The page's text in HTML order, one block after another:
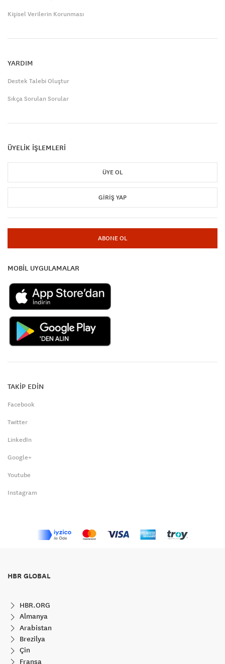
Kişisel Verilerin Korunması
YARDIM
Destek Talebi Oluştur
Sıkça Sorulan Sorular
ÜYELİK İŞLEMLERİ
ÜYE OL
GIRIŞ YAP
ABONE OL
MOBİL UYGULAMALAR
TAKİP EDİN
Facebook
Twitter
LinkedIn
Google+
Youtube
Instagram
HBR GLOBAL
HBR.ORG
Almanya
Arabistan
Brezilya
Çin
Fransa